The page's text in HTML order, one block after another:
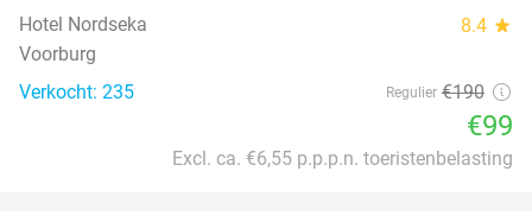
Hotel Nordseka 8.4 star
Voorburg
Verkocht: 235
Regulier €190
€99
Excl. ca. €6,55 p.p.p.n. toeristenbelasting